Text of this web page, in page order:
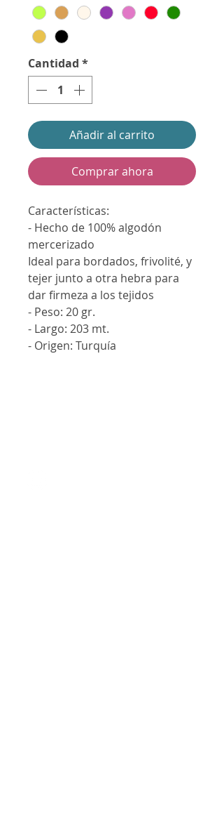
Cantidad *
Añadir al carrito
Comprar ahora
Características:
- Hecho de 100% algodón
mercerizado
Ideal para bordados, frivolité, y
tejer junto a otra hebra para
dar firmeza a los tejidos
- Peso: 20 gr.
- Largo: 203 mt.
- Origen: Turquía